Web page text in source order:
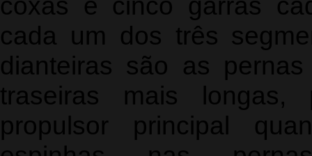
cada um dos três
dianteiras são as
traseiras mais longas,
propulsor principal